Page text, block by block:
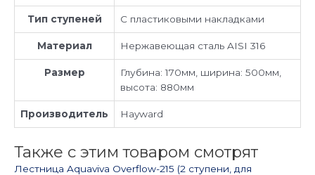
Тип ступеней С пластиковыми накладками
Материал Нержавеющая сталь AISI 316
Размер
Глубина: 170мм, ширина: 500мм,
высота: 880мм
Производитель Hayward
Также с этим товаром смотрят
Лестница Aquaviva Overflow-215 (2 ступени, для